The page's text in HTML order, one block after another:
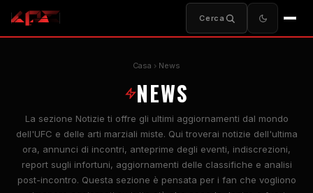
Cerca
Casa News
NEWS
La sezione Notizie ti offre gli ultimi aggiornamenti dal mondo
dell'UFC e delle arti marziali miste. Qui troverai notizie dell'ultima
ora, annunci di incontri, anteprime degli eventi, indiscrezioni,
report sugli infortuni, aggiornamenti delle classifiche e analisi
post-incontro. Questa sezione è pensata per i fan che vogliono